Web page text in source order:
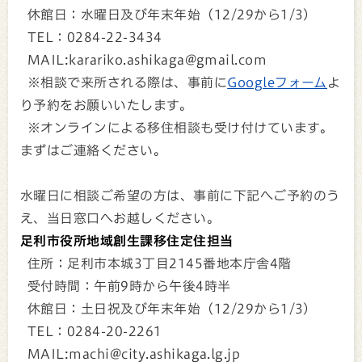
休館日：水曜日及び年末年始（12/29から1/3）
TEL：0284-22-3434
MAIL:karariko.ashikaga@gmail.com
※相談で来所される際は、事前にGoogleフォーム よ
り予約をお願いいたします。
※オンラインによる移住相談も受け付けています。
まずはご連絡ください。
水曜日に相談ご希望の方は、事前に下記へご予約のう
え、当日窓口へお越しください。
足利市役所地域創生課移住定住担当
住所：足利市本城3丁目2145番地本庁舎4階
受付時間：午前9時から午後4時半
休館日：土日祝及び年末年始（12/29から1/3）
TEL：0284-20-2261
MAIL:machi@city.ashikaga.lg.jp